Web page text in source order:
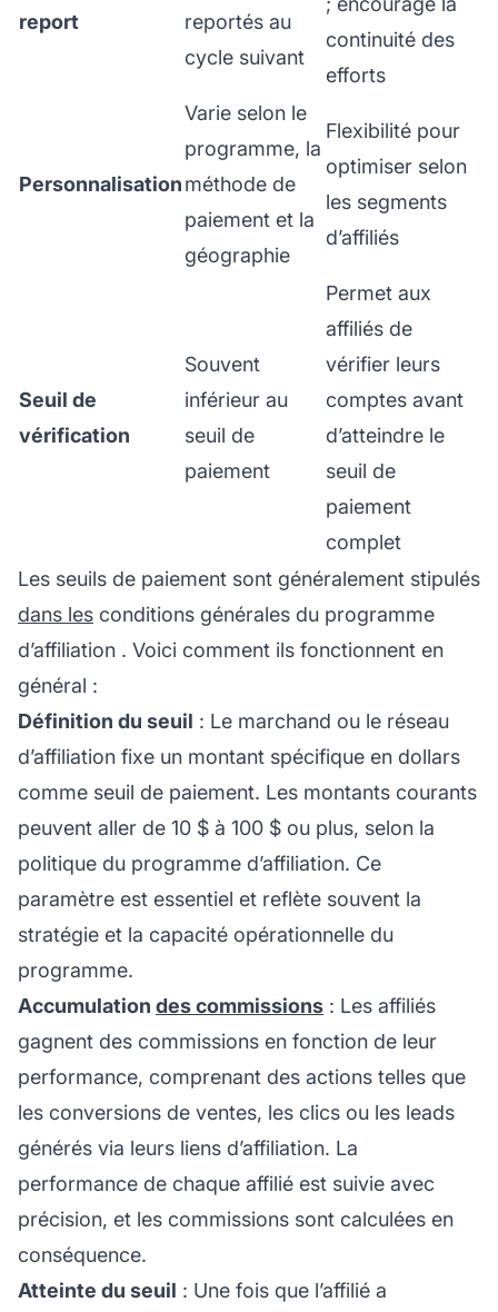
report
reportés au
cycle suivant
continuité des
efforts
Personnalisation
Varie selon le
programme, la
méthode de
paiement et la
géographie
Flexibilité pour
optimiser selon
les segments
d’affiliés
Seuil de
vérification
Souvent
inférieur au
seuil de
paiement
Permet aux
affiliés de
vérifier leurs
comptes avant
d’atteindre le
seuil de
paiement
complet
Les seuils de paiement sont généralement stipulés
dans les conditions générales du programme
d’affiliation . Voici comment ils fonctionnent en
général :
Définition du seuil : Le marchand ou le réseau
d’affiliation fixe un montant spécifique en dollars
comme seuil de paiement. Les montants courants
peuvent aller de 10 $ à 100 $ ou plus, selon la
politique du programme d’affiliation. Ce
paramètre est essentiel et reflète souvent la
stratégie et la capacité opérationnelle du
programme.
Accumulation des commissions : Les affiliés
gagnent des commissions en fonction de leur
performance, comprenant des actions telles que
les conversions de ventes, les clics ou les leads
générés via leurs liens d’affiliation. La
performance de chaque affilié est suivie avec
précision, et les commissions sont calculées en
conséquence.
Atteinte du seuil : Une fois que l’affilié a